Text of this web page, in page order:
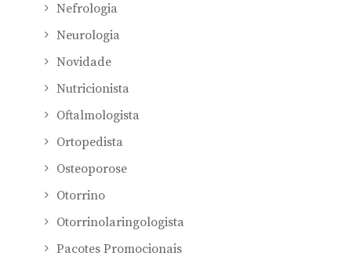
Nefrologia
Neurologia
Novidade
Nutricionista
Oftalmologista
Ortopedista
Osteoporose
Otorrino
Otorrinolaringologista
Pacotes Promocionais